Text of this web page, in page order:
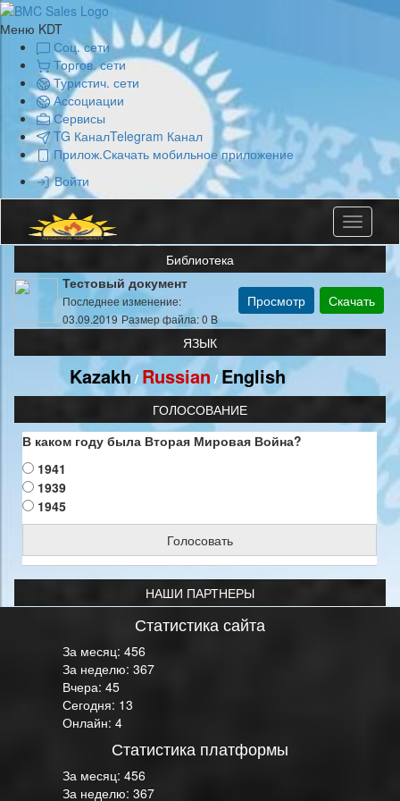
Меню KDT
Соц. сети
Торгов. сети
Туристич. сети
Ассоциации
Сервисы
TG КаналTelegram Канал
Прилож.Скачать мобильное приложение
Войти
Toggle
Библиотека
Тестовый документ
Последнее изменение:
03.09.2019 Размер файла: 0 B
Просмотр Скачать
ЯЗЫК
Kazakh / Russian /English
ГОЛОСОВАНИЕ
В каком году была Вторая Мировая Война?
1941
1939
1945
Голосовать
НАШИ ПАРТНЕРЫ
Статистика сайта
За месяц: 456
За неделю: 367
Вчера: 45
Сегодня: 13
Онлайн: 4
Статистика платформы
За месяц: 456
За неделю: 367